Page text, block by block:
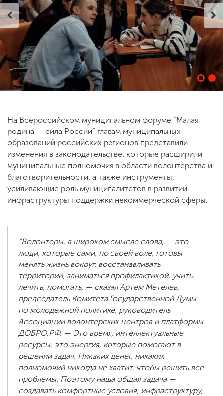
Сведения об
образовательной
организации
ENG SPN CHI
Приемная
комиссия
+7 (831) 262-26-20
На Всероссийском муниципальном форуме “Малая
родина — сила России” главам муниципальных
образований российских регионов представили
изменения в законодательстве, которые расширили
муниципальные полномочия в области волонтерства и
благотворительности, а также инструменты,
усиливающие роль муниципалитетов в развитии
инфраструктуры поддержки некоммерческой сферы.
“Волонтеры, в широком смысле слова, — это
люди, которые сами, по своей воле, готовы
менять жизнь вокруг, восстанавливать
территории, заниматься профилактикой, учить,
лечить, помогать, — сказал Артем Метелев,
председатель Комитета Государственной Думы
по молодежной политике, руководитель
Ассоциации волонтерских центров и платформы
ДОБРО.РФ. — Это время, интеллектуальные
ресурсы, это энергия, которые помогают в
решении задач. Никаких денег, никаких
полномочий никогда не хватит, чтобы решить все
проблемы. Поэтому наша общая задача —
создавать комфортные условия, инфраструктуру,